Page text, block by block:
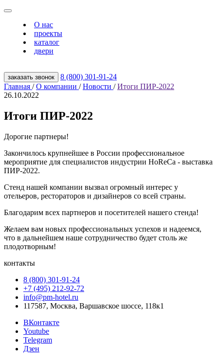
О нас
проекты
каталог
двери
заказать звонок
8 (800) 301‑91‑24
Главная / О компании / Новости / Итоги ПИР-2022
26.10.2022
Итоги ПИР-2022
Дорогие партнеры!
Закончилось крупнейшее в России профессиональное
мероприятие для специалистов индустрии HoReCa - выставка
ПИР-2022.
Стенд нашей компании вызвал огромный интерес у
отельеров, рестораторов и дизайнеров со всей страны.
Благодарим всех партнеров и посетителей нашего стенда!
Желаем вам новых профессиональных успехов и надеемся,
что в дальнейшем наше сотрудничество будет столь же
плодотворным!
контакты
8 (800) 301‑91‑24
+7 (495) 212‑92‑72
info@pm-hotel.ru
117587, Москва, Варшавское шоссе, 118к1
ВКонтакте
Youtube
Telegram
Дзен